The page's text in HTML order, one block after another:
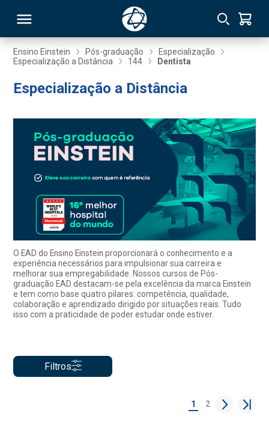
Ensino Einstein Pós-graduação
Especialização
Especialização a Distância
144 Dentista
Especialização a Distância
O EAD do Ensino Einstein proporcionará o conhecimento e a
experiência necessários para impulsionar sua carreira e
melhorar sua empregabilidade. Nossos cursos de Pós-
graduação EAD destacam-se pela excelência da marca Einstein
e tem como base quatro pilares: competência, qualidade,
colaboração e aprendizado dirigido por situações reais. Tudo
isso com a praticidade de poder estudar onde estiver.
Filtros
1 2